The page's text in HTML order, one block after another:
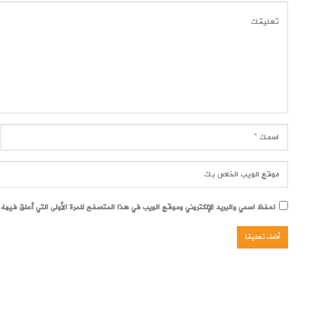
احفظ اسمي والبريد الإلكتروني وموقع الويب في هذا المتصفح للمرة الأولى التي أعلق فيها.